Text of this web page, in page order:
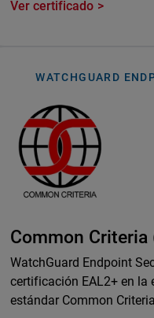
Ver certificado
WATCHGUARD
Common Criteria
WatchGuard Endpoint
certificación EAL2+ en la
estándar Common